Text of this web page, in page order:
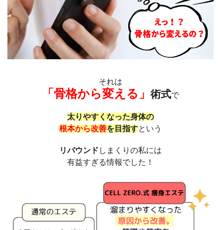
それは
「骨格から変える」 術式で
太りやすくなった身体の
根本から改善を目指すという
リバウンド しまくりの私には
有益すぎる情報でした！